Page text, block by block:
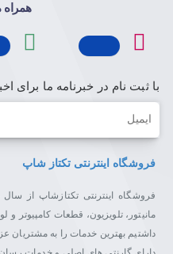
همراه
با ثبت نام در خبرنامه ما برای
ایمیل
فروشگاه اینترنتی تکتاز شاپ
مانیتور، تلویزیون، قطعات کامپیوتر
داشتیم بهترین خدمات را به مشتریان